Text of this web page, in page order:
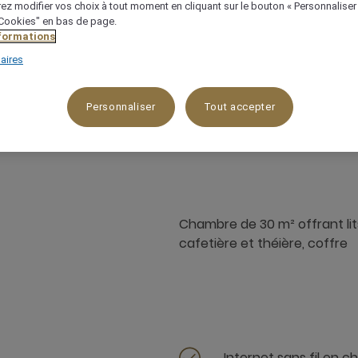
30 m² Vue sur la ville
Chambre de 30 m² offrant
cafetière et théière, coffre
modifier vos choix à tout moment en cliquant sur le bouton «
en bas de page.
Personnaliser Tout accepter